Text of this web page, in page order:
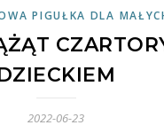
PIGUŁKA DLA
2022-06-23